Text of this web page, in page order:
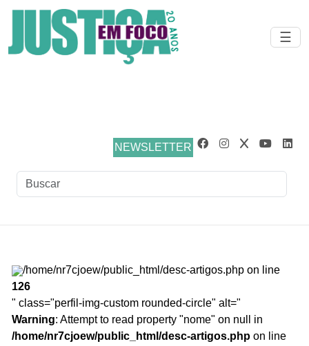
: Undefined array key 0 in
/home/nr7cjoew/public_html/Class/colunistas.class.phpon
line 84
☰
NEWSLETTER
/home/nr7cjoew/public_html/desc-artigos.php on line
126
" class="perfil-img-custom rounded-circle" alt="
Warning: Attempt to read property "nome" on null in
/home/nr7cjoew/public_html/desc-artigos.php on line